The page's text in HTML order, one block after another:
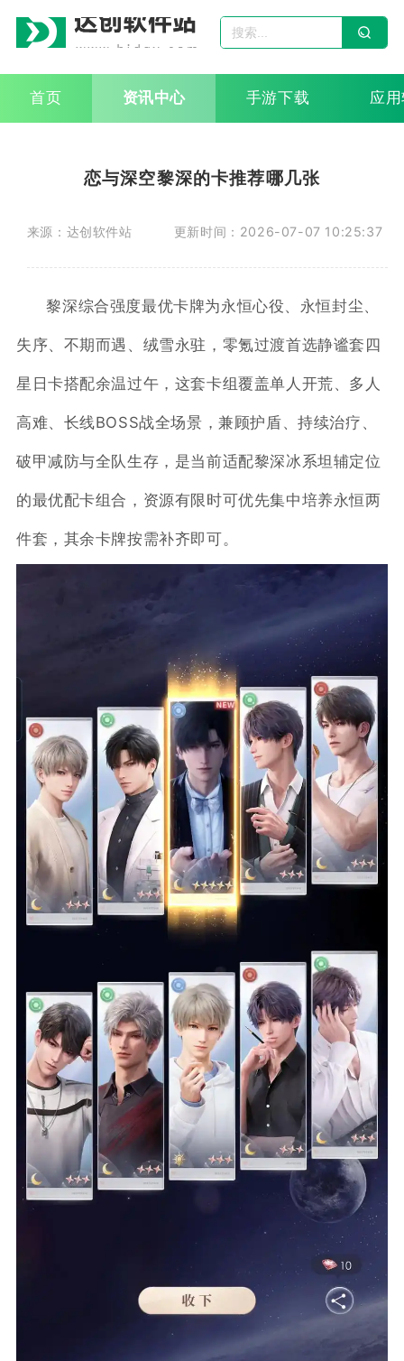
首页 资讯中心 手游下载 应
恋与深空黎深的卡推荐哪几张
来源：达创软件站 更新时间：2026-07-07 10:25:37
黎深综合强度最优卡牌为永恒心役、永恒封尘、
失序、不期而遇、绒雪永驻，零氪过渡首选静谧套四
星日卡搭配余温过午，这套卡组覆盖单人开荒、多人
高难、长线BOSS战全场景，兼顾护盾、持续治疗、
破甲减防与全队生存，是当前适配黎深冰系坦辅定位
的最优配卡组合，资源有限时可优先集中培养永恒两
件套，其余卡牌按需补齐即可。